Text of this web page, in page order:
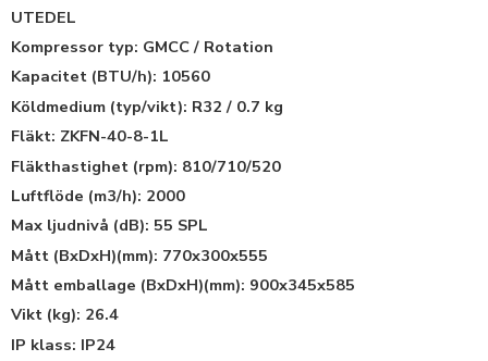
UTEDEL
Kompressor typ: GMCC / Rotation
Kapacitet (BTU/h): 10560
Köldmedium (typ/vikt): R32 / 0.7 kg
Fläkt: ZKFN-40-8-1L
Fläkthastighet (rpm): 810/710/520
Luftflöde (m3/h): 2000
Max ljudnivå (dB): 55 SPL
Mått (BxDxH)(mm): 770x300x555
Mått emballage (BxDxH)(mm): 900x345x585
Vikt (kg): 26.4
IP klass: IP24